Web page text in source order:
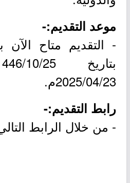
موعد التقديم:-
- التقديم متاح الآن
2025/04/23م.
رابط التقديم:-
- من خلال الرابط